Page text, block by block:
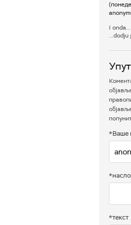
I onda...
...dodju
*Ваше
*текст